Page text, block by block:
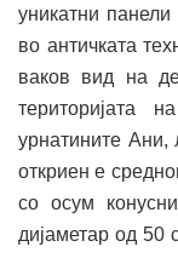
уникатни
во античката
ваков вид на
територијата
урнатините Ани,
откриен е
со осум
дијаметар од 50